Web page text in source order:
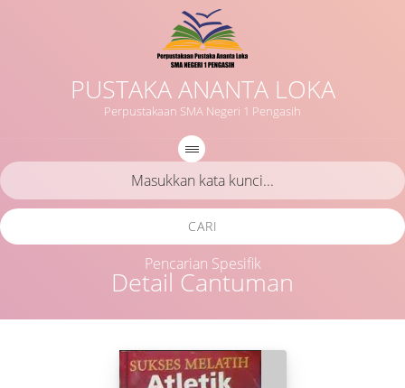
PUSTAKA ANANTA LOKA
Perpustakaan SMA Negeri 1 Pengasih
Detail Cantuman
CARI
Pencarian Spesifik